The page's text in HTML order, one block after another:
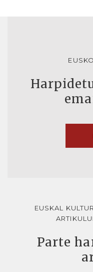
EUSKAL
Parte